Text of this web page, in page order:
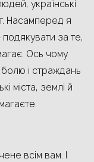
українські
Насамперед я
за те,
Ось чому
і страждань
міста, землі й
всім вам. І